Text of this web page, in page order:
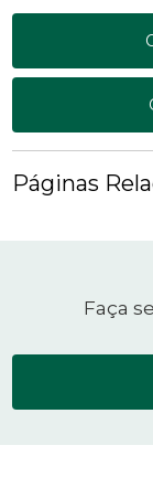
Páginas
Faça